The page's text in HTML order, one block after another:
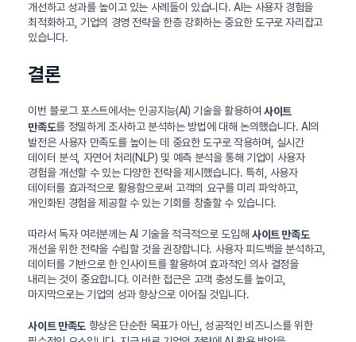
개선하고 성과를 높이고 있는 사례들이 있습니다. AI는 사용자 경험을
최적화하고, 기업의 경영 전략을 한층 강화하는 중요한 도구로 자리잡고
있습니다.
결론
이번 블로그 포스트에서는 인공지능(AI) 기술을 활용하여사이트
만족도를 정밀하게 조사하고 분석하는 방법에 대해 논의했습니다. AI의
발전은 사용자 만족도를 높이는 데 중요한 도구로 작용하며, 실시간
데이터 분석, 자연어 처리(NLP) 및 예측 분석을 통해 기업이 사용자
경험을 개선할 수 있는 다양한 전략을 제시했습니다. 특히, 사용자
데이터를 효과적으로 활용함으로써 고객의 요구를 미리 파악하고,
개인화된 경험을 제공할 수 있는 기회를 창출할 수 있습니다.
따라서 독자 여러분께는 AI 기술을 적극적으로 도입해 사이트 만족도
개선을 위한 전략을 수립할 것을 권장합니다. 사용자 피드백을 분석하고,
데이터를 기반으로 한 인사이트를 활용하여 효과적인 의사 결정을
내리는 것이 중요합니다. 이러한 접근은 고객 충성도를 높이고,
마지막으로는 기업의 성과 향상으로 이어질 것입니다.
사이트 만족도향상은 단순한 목표가 아닌, 성공적인 비즈니스를 위한